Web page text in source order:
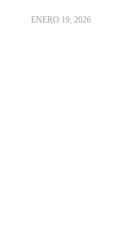
ENERO 19, 2026